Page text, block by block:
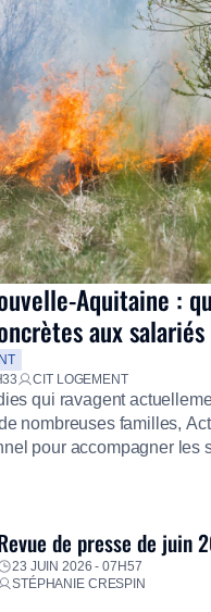
Aquitaine :
aux salariés
CIT LOGEMENT
qui ravagent
nombreuses familles,
pour accompagner les
de presse de juin
23 JUIN 2026 - 07H57
STÉPHANIE CRESPIN